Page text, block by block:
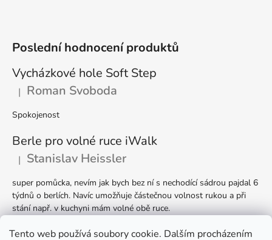
Tento web používá soubory cookie. Dalším procházením
Poslední hodnocení produktů
Vycházkové hole Soft Step
Hodnocení produktu je 5 z 5 hvězdiček.
| Roman Svoboda
Spokojenost
Berle pro volné ruce iWalk
Hodnocení produktu je 5 z 5 hvězdiček.
| Stanislav Heissler
super pomůcka, nevím jak bych bez ní s nechodící sádrou pajdal 6
týdnů o berlích. Navíc umožňuje částečnou volnost rukou a při
stání např. v kuchyni mám volné obě ruce.
Berle Ergodynamic